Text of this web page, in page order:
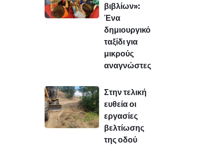
βιβλίων»:
Ένα
δημιουργικό
ταξίδι για
μικρούς
αναγνώστες
Στην τελική
ευθεία οι
εργασίες
βελτίωσης
της οδού